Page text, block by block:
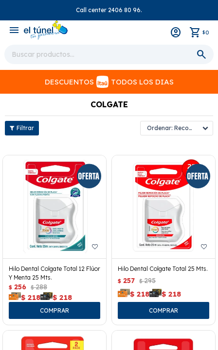
Call center 2406 80 96.
menu $0
DESCUENTOS TODOS LOS DIAS
COLGATE
Recomendados
Hilo Dental Colgate Total 12 Flúor
Y Menta 25 Mts.
$ 256 $ 288
$ 218 $ 218
Hilo Dental Colgate Total 25 Mts.
$ 257 $ 295
$ 218 $ 218
close